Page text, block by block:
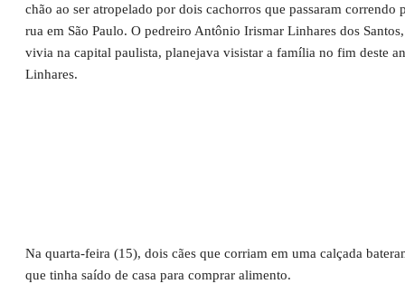
chão ao ser atropelado por dois cachorros que passaram correndo
rua em São Paulo. O pedreiro Antônio Irismar Linhares dos
vivia na capital paulista, planejava visistar a família no fim deste
Linhares.
Na quarta-feira (15), dois cães que corriam em uma calçada
que tinha saído de casa para comprar alimento.